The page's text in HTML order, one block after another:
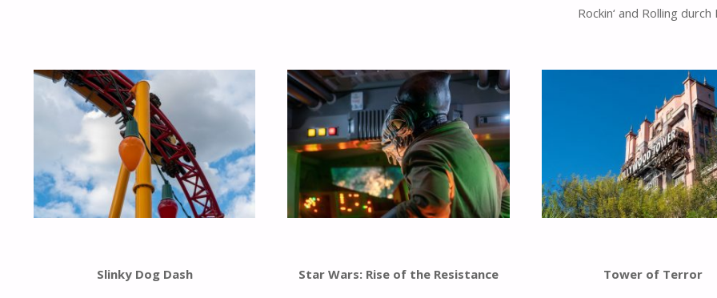
Rockin‘ and Rolling durch
Slinky Dog Dash Star Wars: Rise of the Resistance Tower of Terror